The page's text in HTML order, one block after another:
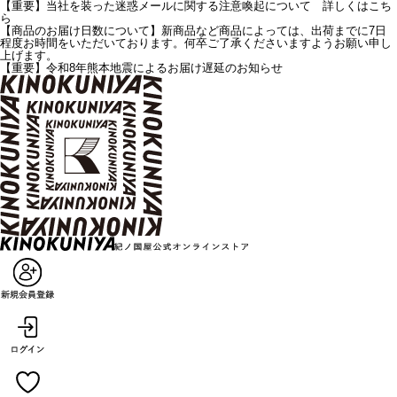
【重要】当社を装った迷惑メールに関する注意喚起について 詳しくはこち
ら
【商品のお届け日数について】新商品など商品によっては、出荷までに7日
程度お時間をいただいております。何卒ご了承くださいますようお願い申し
上げます。
【重要】令和8年熊本地震によるお届け遅延のお知らせ